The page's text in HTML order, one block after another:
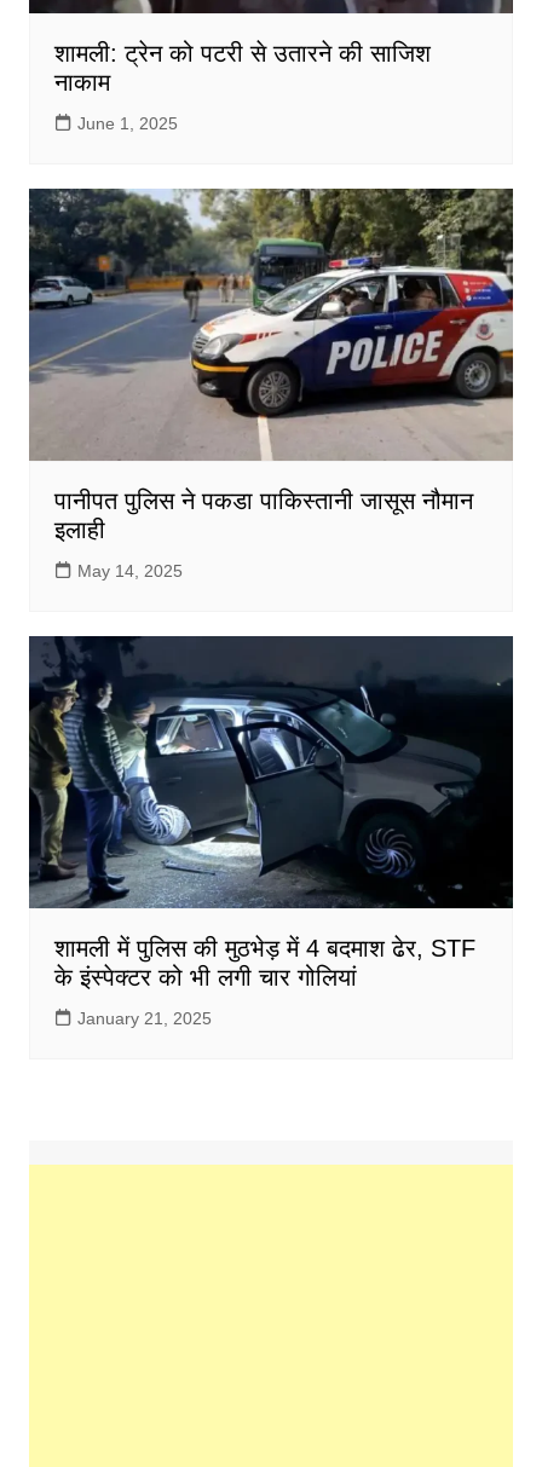
शामली: ट्रेन को पटरी से उतारने की साजिश
नाकाम
June 1, 2025
पानीपत पुलिस ने पकडा पाकिस्तानी जासूस नौमान
इलाही
May 14, 2025
शामली में पुलिस की मुठभेड़ में 4 बदमाश ढेर, STF
के इंस्पेक्टर को भी लगी चार गोलियां
January 21, 2025